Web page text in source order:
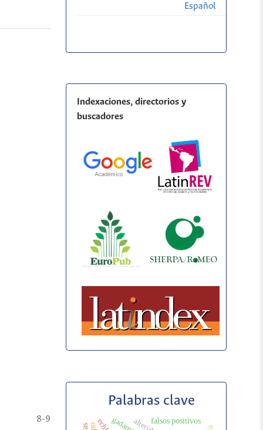
8-9
Español
Indexaciones, directorios y
buscadores
Palabras clave
falsos positivos